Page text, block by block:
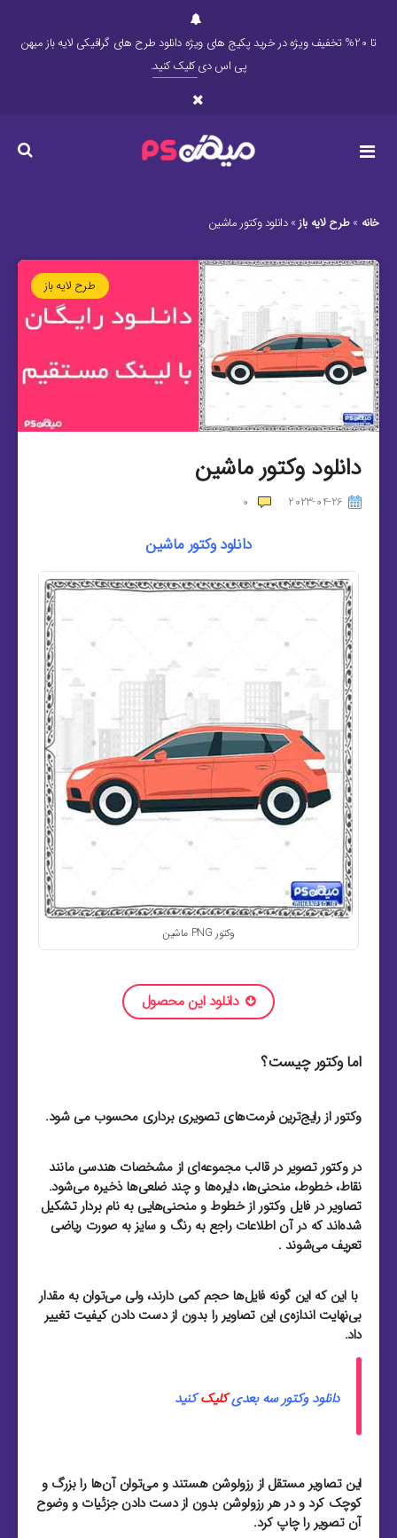
تا 20% تخفیف ویژه در خرید پکیج های ویژه دانلود طرح های گرافیکی لایه باز میهن
پی اس دیکلیک کنید.
خانه »طرح لایه باز»دانلود وکتور ماشین
طرح لایه باز
دانلود وکتور ماشین
2023-04-26
0
دانلود وکتور ماشین
وکتور PNG ماشین
دانلود این محصول
اما وکتور چیست؟
وکتور از رایج‌ترین فرمت‌های تصویری برداری محسوب می شود.
در وکتور تصویر در قالب مجموعه‌ای از مشخصات هندسی مانند
نقاط، خطوط، منحنی‌ها، دایره‌ها و چند ضلعی‌ها ذخیره می‌شود.
تصاویر در فایل وکتور از خطوط و منحنی‌هایی به نام بردار تشکیل
شده‌اند که در آن اطلاعات راجع به رنگ و سایز به صورت ریاضی
تعریف می‌شوند .
با این که این گونه فایل‌ها حجم کمی دارند، ولی می‌توان به مقدار
بی‌نهایت اندازه‌ی این تصاویر را بدون از دست دادن کیفیت تغییر
داد.
دانلود وکتور سه بعدیکلیککنید
این تصاویر مستقل از رزولوشن هستند و می‌توان آن‌ها را بزرگ و
کوچک کرد و در هر رزولوشن بدون از دست دادن جزئیات و وضوح
آن تصویر را چاپ کرد.